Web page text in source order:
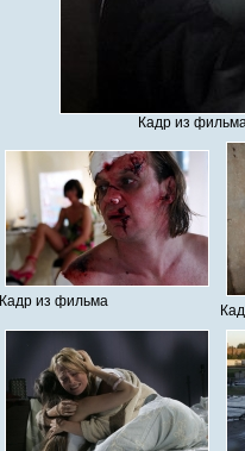
Кадр из
Кадр из фильма